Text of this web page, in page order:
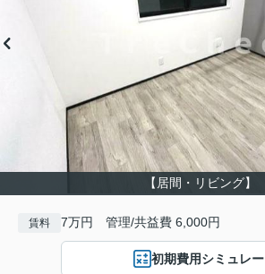
【居間・リビング】
賃料 7万円 管理/共益費 6,000円
初期費用シミュレ